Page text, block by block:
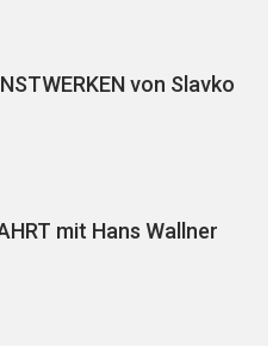
von Slavko
mit Hans Wallner